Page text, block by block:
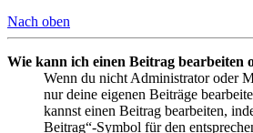
Nach oben
Wie kann ich einen Beitrag bearbeiten
Wenn du nicht Administrator oder
nur deine eigenen Beiträge
kannst einen Beitrag bearbeiten,
Beitrag“-Symbol für den